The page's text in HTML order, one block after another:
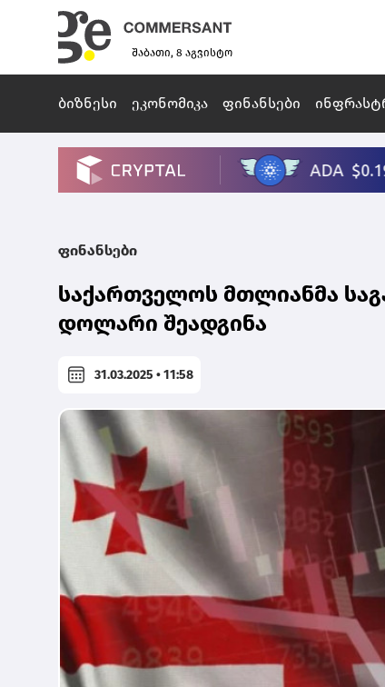
შაბათი, 8 აგვისტო
ბიზნესი ეკონომიკა ფინანსები
ფინანსები
საქართველოს მთლიანმა
დოლარი შეადგინა
31.03.2025 • 11:58